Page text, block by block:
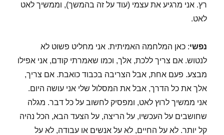
רץ. אני מרגיע את עצמי (עוד על זה בהמשך), וממשיך לאט
לאט.
נפשי: כאן המלחמה האמיתית. אני מחליט פשוט לא
לנטוש. אם צריך ללכת, אלך, וכמו שאמרתי קודם, אני אפילו
מבצע. פעם אחת, אבל הצריבה בכבוד כואבת. אם צריך,
אלך את כל הדרך, אבל את המסלול שלי אני עושה היום.
אני ממשיך לרוץ לאט, ומפסיק לחשוב על כל דבר. מגלה
שחושבים על העכשיו, על הריצה, על הצעד הבא, הכל נהיה
קל יותר. לא על החיים, לא על אנשים או עבודה, לא על